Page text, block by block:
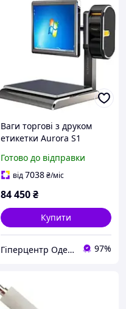
Ваги торгові з друком
етикетки Aurora S1
Готово до відправки
від7038₴/міс
84 450₴
Купити
Гіперцентр Одеса - електроінструмент, такелаж, торгове обладнання 97%